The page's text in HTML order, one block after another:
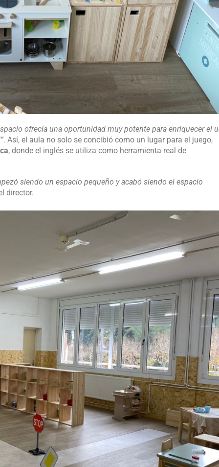
ofrecía una oportunidad muy potente para enriquecer el
. Así, el aula no solo se concibió como un lugar para el juego,
, donde el inglés se utiliza como herramienta real de
siendo un espacio pequeño y acabó siendo el espacio
director.